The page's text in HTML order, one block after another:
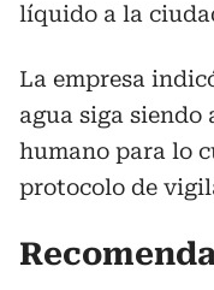
líquido a la
La empresa
agua siga siendo
humano para lo
protocolo de